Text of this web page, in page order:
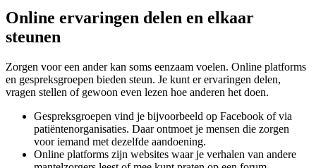
Online ervaringen delen en elkaar
steunen
Zorgen voor een ander kan soms eenzaam voelen. Online platforms
en gespreksgroepen bieden steun. Je kunt er ervaringen delen,
vragen stellen of gewoon even lezen hoe anderen het doen.
Gespreksgroepen vind je bijvoorbeeld op Facebook of via
patiëntenorganisaties. Daar ontmoet je mensen die zorgen
voor iemand met dezelfde aandoening.
Online platforms zijn websites waar je verhalen van andere